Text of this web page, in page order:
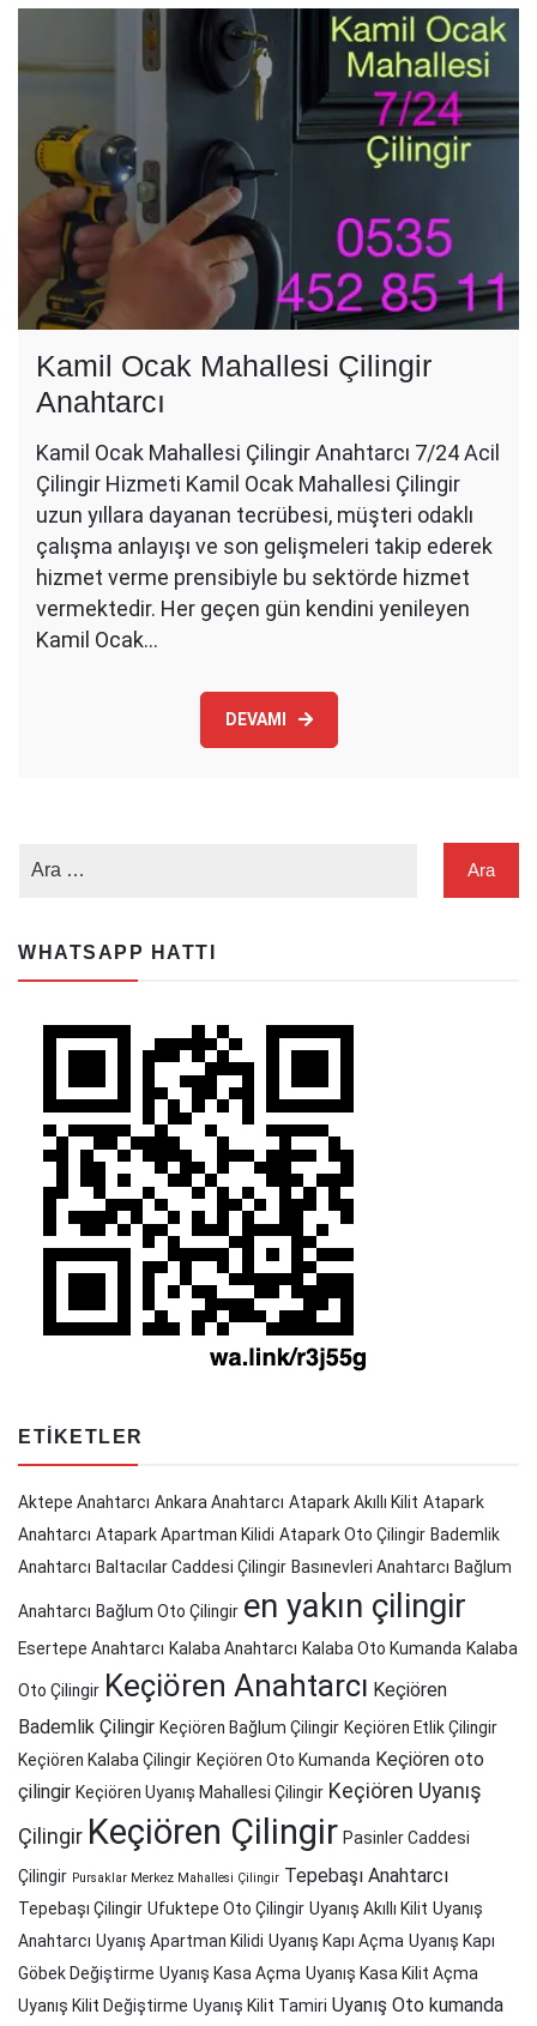
Kamil Ocak Mahallesi Çilingir
Anahtarcı
Kamil Ocak Mahallesi Çilingir Anahtarcı 7/24 Acil
Çilingir Hizmeti Kamil Ocak Mahallesi Çilingir
uzun yıllara dayanan tecrübesi, müşteri odaklı
çalışma anlayışı ve son gelişmeleri takip ederek
hizmet verme prensibiyle bu sektörde hizmet
vermektedir. Her geçen gün kendini yenileyen
Kamil Ocak…
DEVAMI
WHATSAPP HATTI
ETIKETLER
Aktepe Anahtarcı Ankara Anahtarcı Atapark Akıllı Kilit Atapark
Anahtarcı Atapark Apartman Kilidi Atapark Oto Çilingir Bademlik
Anahtarcı Baltacılar Caddesi Çilingir Basınevleri Anahtarcı Bağlum
Anahtarcı Bağlum Oto Çilingir en yakın çilingir
Esertepe Anahtarcı Kalaba Anahtarcı Kalaba Oto Kumanda Kalaba
Oto Çilingir Keçiören Anahtarcı Keçiören
Bademlik Çilingir Keçiören Bağlum Çilingir Keçiören Etlik Çilingir
Keçiören Kalaba Çilingir Keçiören Oto Kumanda Keçiören oto
çilingir Keçiören Uyanış Mahallesi Çilingir Keçiören Uyanış
Çilingir Keçiören Çilingir Pasinler Caddesi
Çilingir Pursaklar Merkez Mahallesi Çilingir Tepebaşı Anahtarcı
Tepebaşı Çilingir Ufuktepe Oto Çilingir Uyanış Akıllı Kilit Uyanış
Anahtarcı Uyanış Apartman Kilidi Uyanış Kapı Açma Uyanış Kapı
Göbek Değiştirme Uyanış Kasa Açma Uyanış Kasa Kilit Açma
Uyanış Kilit Değiştirme Uyanış Kilit Tamiri Uyanış Oto kumanda